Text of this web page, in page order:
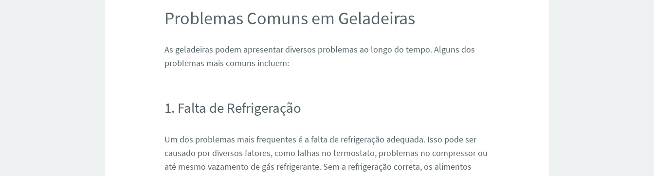
Problemas Comuns em Geladeiras
As geladeiras podem apresentar diversos problemas ao longo do tempo. Alguns dos
problemas mais comuns incluem:
1. Falta de Refrigeração
Um dos problemas mais frequentes é a falta de refrigeração adequada. Isso pode ser
causado por diversos fatores, como falhas no termostato, problemas no compressor ou
até mesmo vazamento de gás refrigerante. Sem a refrigeração correta, os alimentos